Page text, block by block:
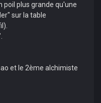
plus grande qu'une
sur la table
et le 2ème alchimiste